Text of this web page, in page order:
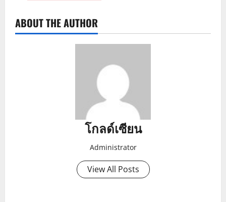
ABOUT THE AUTHOR
โกลด์เซียน
Administrator
View All Posts